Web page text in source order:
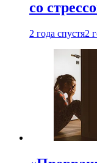
со
2 года спустя2